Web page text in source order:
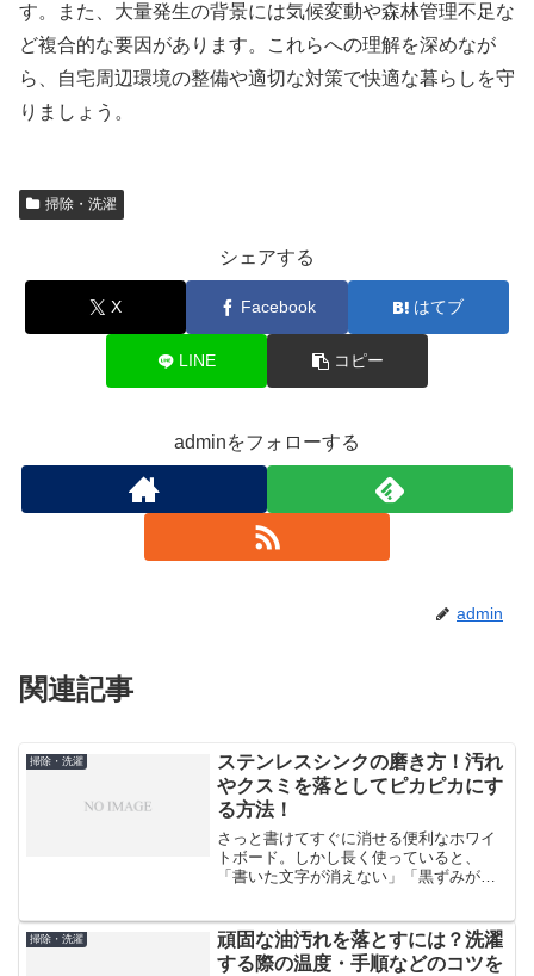
す。また、大量発生の背景には気候変動や森林管理不足な
ど複合的な要因があります。これらへの理解を深めなが
ら、自宅周辺環境の整備や適切な対策で快適な暮らしを守
りましょう。
掃除・洗濯
シェアする
X Facebook はてブ
LINE コピー
adminをフォローする
admin
関連記事
掃除・洗濯
ステンレスシンクの磨き方！汚れ
やクスミを落としてピカピカにす
る方法！
さっと書けてすぐに消せる便利なホワイ
トボード。しかし長く使っていると、
「書いた文字が消えない」「黒ずみが消
なたはちょっと待って！ホワイトボード
を自力できれいにする方法を...
掃除・洗濯
頑固な油汚れを落とすには？洗濯
する際の温度・手順などのコツを